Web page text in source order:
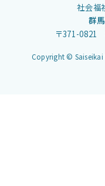
社会福
群
〒371-0821
Copyright © Saiseikai